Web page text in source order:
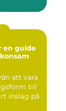
att vara
till
inslag på